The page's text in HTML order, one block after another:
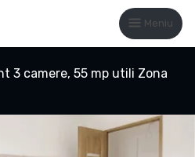
Meniu
3 camere, 55 mp utili Zona